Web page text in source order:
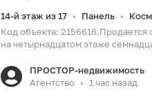
14-й этаж из 17 • Панель •
Код объекта:
на четырнадцатом этаже
ПРОСТОР-недвижимость
Агентство
• 1 час назад